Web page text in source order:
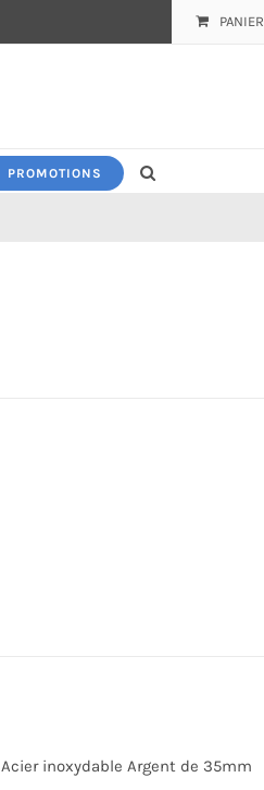
PANIER
PROMOTIONS
inoxydable Argent de 35mm